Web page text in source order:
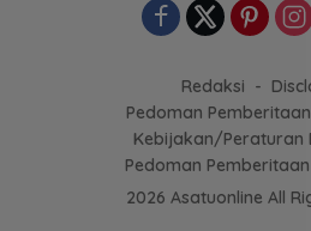
Redaksi
Pedoman
Kebijakan/Peraturan
Pedoman
2026 Asatuonline All